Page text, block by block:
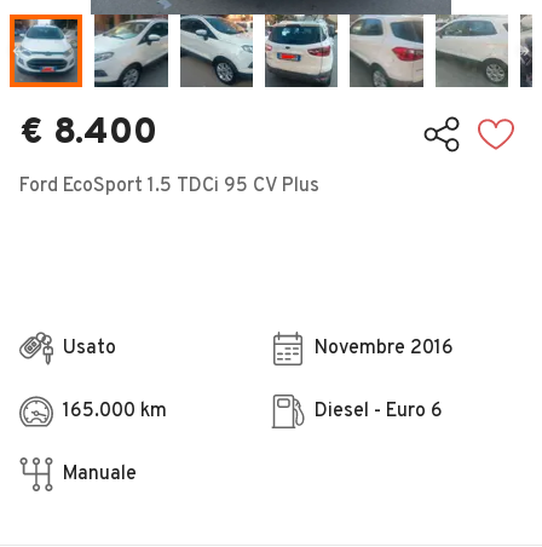
Veicoli Commerciali
Concessionari
€ 8.400
Ford EcoSport 1.5 TDCi 95 CV Plus
Usato Novembre 2016
165.000 km Diesel - Euro 6
Manuale